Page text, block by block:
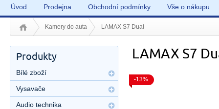
Úvod Prodejna Obchodní podmínky Vše o nákupu
Kamery do auta LAMAX S7 Dual
LAMAX S7
-13%
Produkty
Bílé zboží
Vysavače
Audio technika